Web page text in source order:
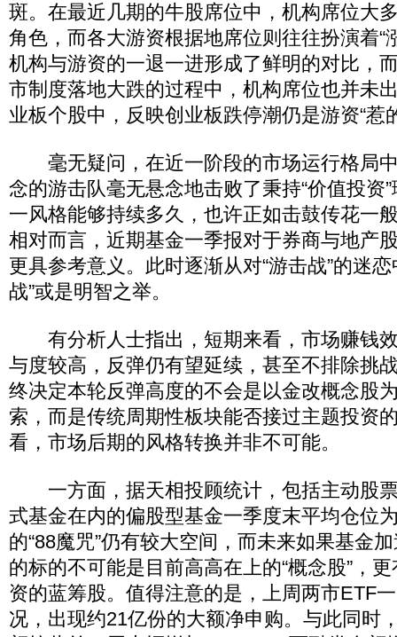
斑。在最近几期的牛股席位中，机构席位大
角色，而各大游资根据地席位则往往扮演着“
机构与游资的一退一进形成了鲜明的对比，
市制度落地大跌的过程中，机构席位也并未
业板个股中，反映创业板跌停潮仍是游资“惹
毫无疑问，在近一阶段的市场运行格局中
念的游击队毫无悬念地击败了秉持“价值投资
一风格能够持续多久，也许正如击鼓传花一
相对而言，近期基金一季报对于券商与地产
更具参考意义。此时逐渐从对“游击战”的迷
战”或是明智之举。
有分析人士指出，短期来看，市场赚钱
与度较高，反弹仍有望延续，甚至不排除挑
终决定本轮反弹高度的不会是以金改概念股
索，而是传统周期性板块能否接过主题投资
看，市场后期的风格转换并非不可能。
一方面，据天相投顾统计，包括主动股
式基金在内的偏股型基金一季度末平均仓位
的“88魔咒”仍有较大空间，而未来如果基金
的标的不可能是目前高高在上的“概念股”，
资的蓝筹股。值得注意的是，上周两市ETF
况，出现约21亿份的大额净申购。与此同时